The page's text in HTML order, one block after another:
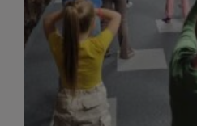
Dla
To miejsce stworzone z
czytelnikach i ich
informacje o zajęciach